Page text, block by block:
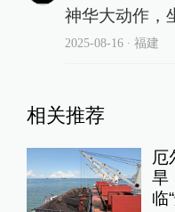
神华大动作，
2025-08-16∙ 福建
相关推荐
厄
旱
临